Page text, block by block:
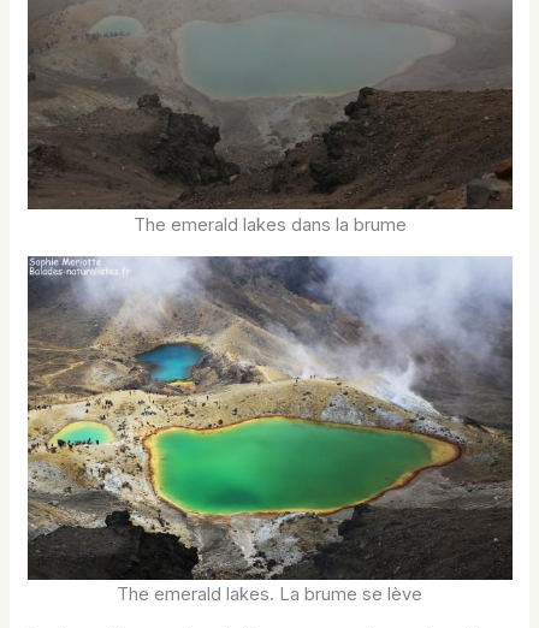
The emerald lakes dans la brume
The emerald lakes. La brume se lève